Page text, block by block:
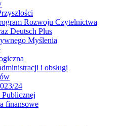
Rozwoju Czytelnictwa
Deutsch Plus
Myślenia
i obsługi
24
finansowe